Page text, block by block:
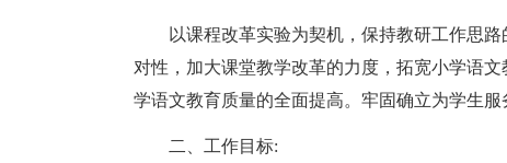
以课程改革实验为契机，保持教研工作思路
对性，加大课堂教学改革的力度，拓宽小学语
学语文教育质量的全面提高。牢固确立为学生服
二、工作目标: